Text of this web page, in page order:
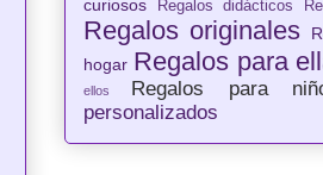
curiosos
Regalos didácticos
Regalos originales
hogar Regalos para
ellos
Regalos para
personalizados